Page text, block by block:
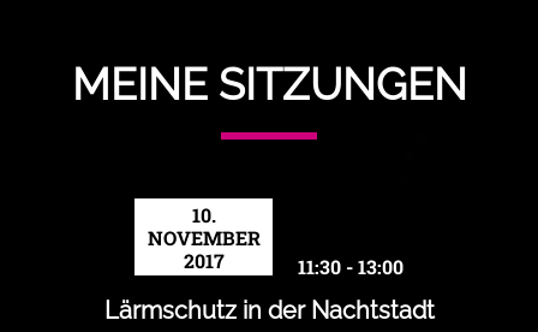
MEINE SITZUNGEN
10.
NOVEMBER
2017
11:30 - 13:00
Lärmschutz in der Nachtstadt